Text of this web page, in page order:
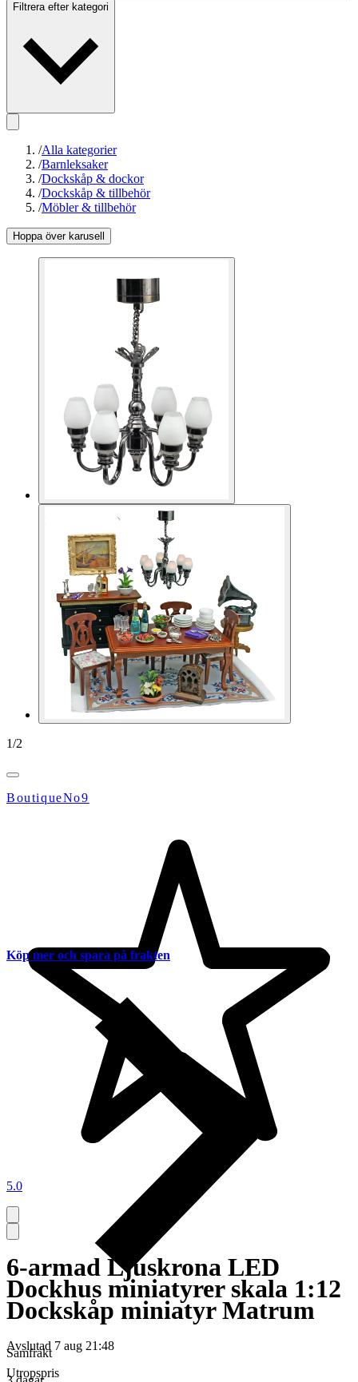
Filtrera efter kategori
/Alla kategorier
/Barnleksaker
/Dockskåp & dockor
/Dockskåp & tillbehör
/Möbler & tillbehör
Hoppa över karusell
1/2
BoutiqueNo9
5.0
6-armad Ljuskrona LED
Dockhus miniatyrer skala 1:12
Dockskåp miniatyr Matrum
Avslutad 7 aug 21:48
Utropspris
Köp mer och spara på frakten
Samfrakt